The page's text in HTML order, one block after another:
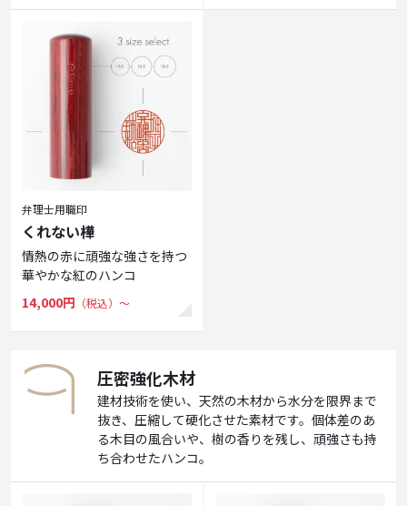
弁理士用職印
くれない樺
情熱の赤に頑強な強さを持つ
華やかな紅のハンコ
14,000円 （税込）〜
圧密強化木材
建材技術を使い、天然の木材から水分を限界まで
抜き、圧縮して硬化させた素材です。個体差のあ
る木目の風合いや、樹の香りを残し、頑強さも持
ち合わせたハンコ。